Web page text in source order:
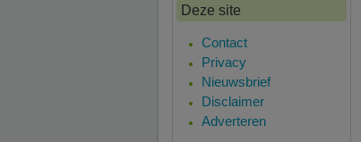
Deze site
Contact
Privacy
Nieuwsbrief
Disclaimer
Adverteren